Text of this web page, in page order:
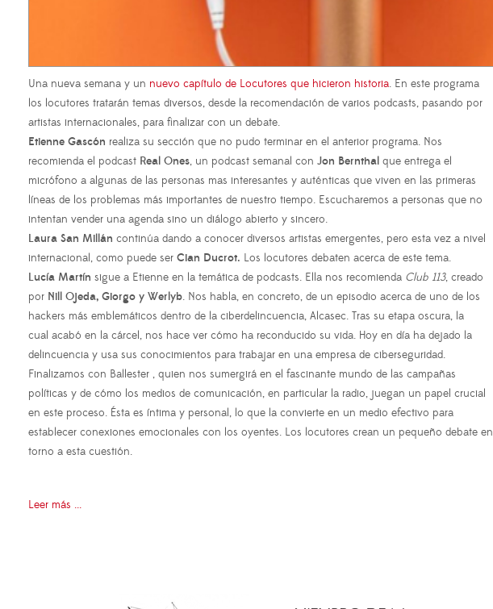
Una nueva semana y un nuevo capítulo de Locutores que hicieron historia. En este programa
los locutores tratarán temas diversos, desde la recomendación de varios podcasts, pasando por
artistas internacionales, para finalizar con un debate.
Etienne Gascón realiza su sección que no pudo terminar en el anterior programa. Nos
recomienda el podcast Real Ones, un podcast semanal con Jon Bernthal que entrega el
micrófono a algunas de las personas mas interesantes y auténticas que viven en las primeras
líneas de los problemas más importantes de nuestro tiempo. Escucharemos a personas que no
intentan vender una agenda sino un diálogo abierto y sincero.
Laura San Millán continúa dando a conocer diversos artistas emergentes, pero esta vez a nivel
internacional, como puede ser Cian Ducrot. Los locutores debaten acerca de este tema.
Lucía Martín sigue a Etienne en la temática de podcasts. Ella nos recomienda Club 113, creado
por Nill Ojeda, Giorgo y Werlyb. Nos habla, en concreto, de un episodio acerca de uno de los
hackers más emblemáticos dentro de la ciberdelincuencia, Alcasec. Tras su etapa oscura, la
cual acabó en la cárcel, nos hace ver cómo ha reconducido su vida. Hoy en día ha dejado la
delincuencia y usa sus conocimientos para trabajar en una empresa de ciberseguridad.
Finalizamos con Ballester , quien nos sumergirá en el fascinante mundo de las campañas
políticas y de cómo los medios de comunicación, en particular la radio, juegan un papel crucial
en este proceso. Ésta es íntima y personal, lo que la convierte en un medio efectivo para
establecer conexiones emocionales con los oyentes. Los locutores crean un pequeño debate en
torno a esta cuestión.
Leer más ...